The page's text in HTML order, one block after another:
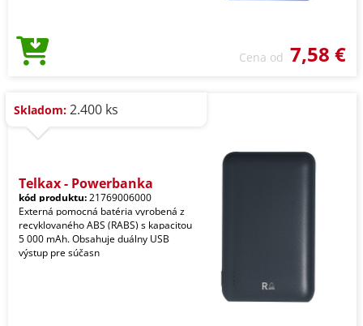
Cena od 7,58 €
Skladom: 2.400 ks
Telkax - Powerbanka
kód produktu:21769006000
Externá pomocná batéria vyrobená z
recyklovaného ABS (RABS) s kapacitou
5 000 mAh. Obsahuje duálny USB
výstup pre súčasn